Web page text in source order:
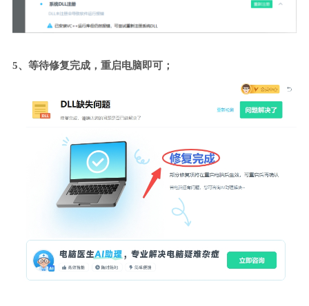
5、等待修复完成，重启电脑即可；